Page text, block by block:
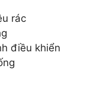
rác
điều khiển